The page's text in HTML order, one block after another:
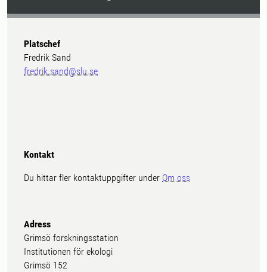
Platschef
Fredrik Sand
fredrik.sand@slu.se
Kontakt
Du hittar fler kontaktuppgifter under Om oss
Adress
Grimsö forskningsstation
Institutionen för ekologi
Grimsö 152